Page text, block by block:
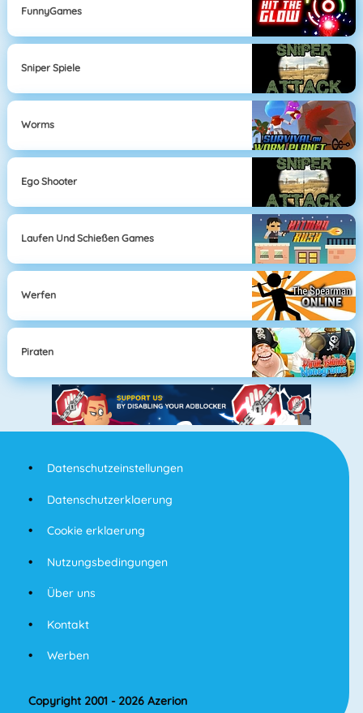
FunnyGames
Sniper Spiele
Worms
Ego Shooter
Laufen Und Schießen Games
Werfen
Piraten
Datenschutzeinstellungen
Datenschutzerklaerung
Cookie erklaerung
Nutzungsbedingungen
Über uns
Kontakt
Werben
Copyright 2001 - 2026 Azerion